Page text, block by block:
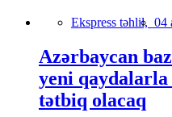
Ekspress təhlil, 04
Azərbaycan
yeni qaydalarla
tətbiq olacaq